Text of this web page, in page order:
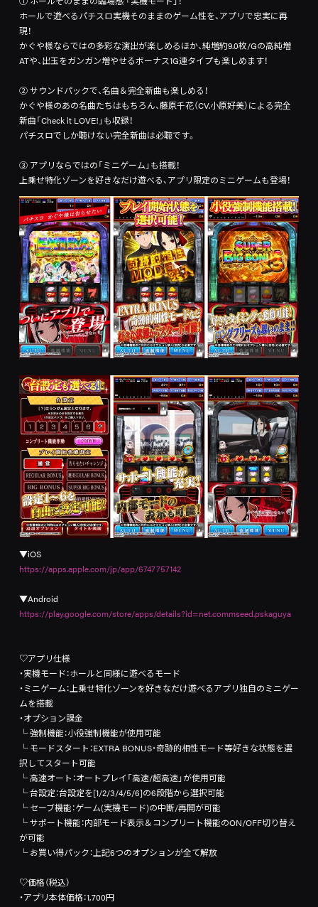
ホールで遊べるパチスロ実機そのままのゲーム性を、アプリで忠実に再
現！
かぐや様ならではの多彩な演出が楽しめるほか、純増約9.0枚/Gの高純増
ATや、出玉をガンガン増やせるボーナス1G連タイプも楽しめます！
② サウンドパックで、名曲＆完全新曲も楽しめる！
かぐや様のあの名曲たちはもちろん、藤原千花（CV.小原好美）による完全
新曲「Check it LOVE!」も収録！
パチスロでしか聴けない完全新曲は必聴です。
③ アプリならではの「ミニゲーム」も搭載！
上乗せ特化ゾーンを好きなだけ遊べる、アプリ限定のミニゲームも登場！
▼iOS
https://apps.apple.com/jp/app/6747757142
▼Android
https://play.google.com/store/apps/details?id=net.commseed.pskaguya
♡アプリ仕様
・実機モード：ホールと同様に遊べるモード
・ミニゲーム：上乗せ特化ゾーンを好きなだけ遊べるアプリ独自のミニゲー
ムを搭載
・オプション課金
└強制機能：小役強制機能が使用可能
└モードスタート：EXTRA BONUS・奇跡的相性モード等好きな状態を選
択してスタート可能
└高速オート：オートプレイ「高速/超高速」が使用可能
└台設定：台設定を[1/2/3/4/5/6]の6段階から選択可能
└セーブ機能：ゲーム(実機モード)の中断/再開が可能
└サポート機能：内部モード表示＆コンプリート機能のON/OFF切り替え
が可能
└お買い得パック：上記6つのオプションが全て解放
♡価格（税込）
・アプリ本体価格：1,700円